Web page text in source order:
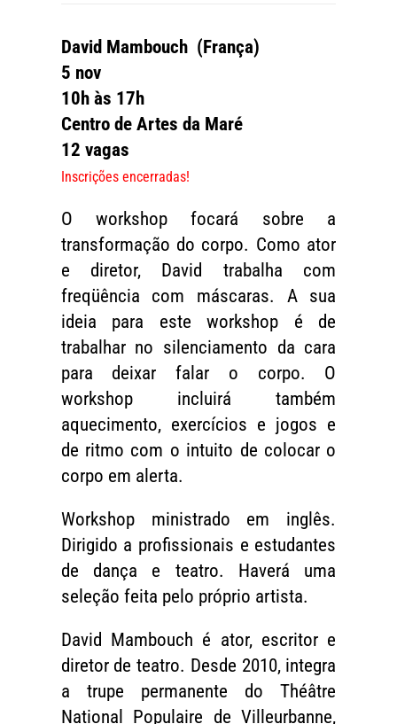
David Mambouch (França)
5 nov
10h às 17h
Centro de Artes da Maré
12 vagas
Inscrições encerradas!
O workshop focará sobre a
transformação do corpo. Como ator
e diretor, David trabalha com
freqüência com máscaras. A sua
ideia para este workshop é de
trabalhar no silenciamento da cara
para deixar falar o corpo. O
workshop incluirá também
aquecimento, exercícios e jogos e
de ritmo com o intuito de colocar o
corpo em alerta.
Workshop ministrado em inglês.
Dirigido a profissionais e estudantes
de dança e teatro. Haverá uma
seleção feita pelo próprio artista.
David Mambouch é ator, escritor e
diretor de teatro. Desde 2010, integra
a trupe permanente do Théâtre
National Populaire de Villeurbanne,